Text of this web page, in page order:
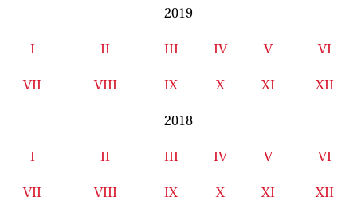
2019
I II III IV V VI
VII VIII IX X XI XII
2018
I II III IV V VI
VII VIII IX X XI XII